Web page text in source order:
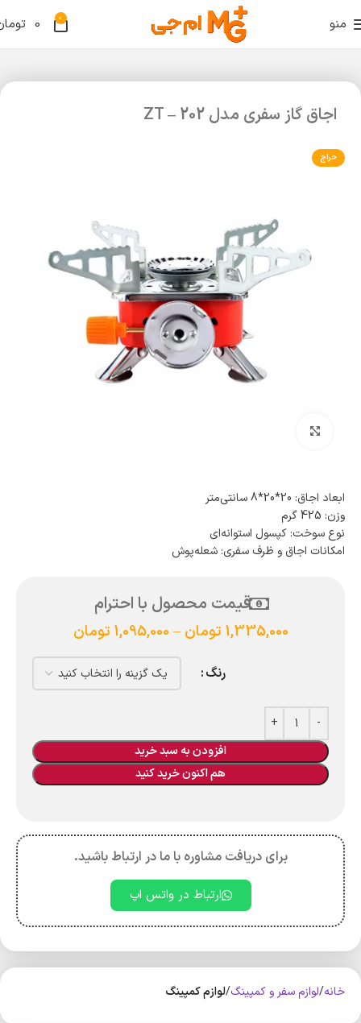
منو 0
0
اجاق گاز سفری مدل ZT – 202
حراج
ابعاد اجاق: 20*20*8 سانتی‌متر
وزن: 425 گرم
نوع سوخت: کپسول استوانه‌ای
امکانات اجاق و ظرف سفری: شعله‌پوش
قیمت محصول با احترام
1,335,000 تومان –
1,095,000 تومان
رنگ
افزودن به سبد خرید
هم اکنون خرید کنید
برای دریافت مشاوره با ما در ارتباط باشید.
ارتباط در واتس اپ
خانه لوازم سفر و کمپینگ لوازم کمپینگ